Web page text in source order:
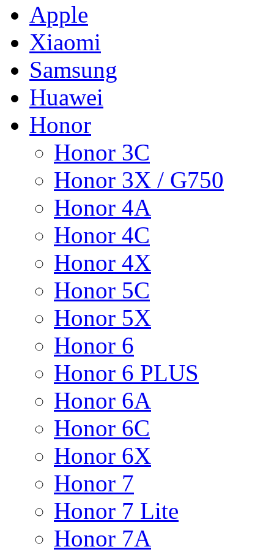
Apple
Xiaomi
Samsung
Huawei
Honor
Honor 3C
Honor 3X / G750
Honor 4A
Honor 4C
Honor 4X
Honor 5C
Honor 5X
Honor 6
Honor 6 PLUS
Honor 6A
Honor 6C
Honor 6X
Honor 7
Honor 7 Lite
Honor 7A